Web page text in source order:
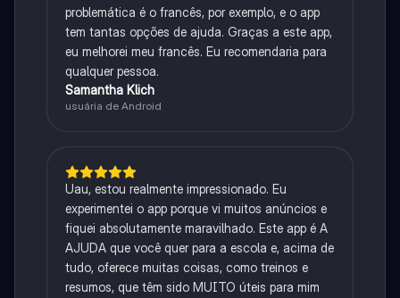
problemática é o francês, por exemplo, e o app
tem tantas opções de ajuda. Graças a este app,
eu melhorei meu francês. Eu recomendaria para
qualquer pessoa.
Samantha Klich
usuária de Android
Uau, estou realmente impressionado. Eu
experimentei o app porque vi muitos anúncios e
fiquei absolutamente maravilhado. Este app é A
AJUDA que você quer para a escola e, acima de
tudo, oferece muitas coisas, como treinos e
resumos, que têm sido MUITO úteis para mim